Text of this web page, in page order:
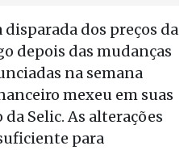
dos preços da
depois das mudanças
na semana
mexeu em suas
Selic. As alterações
para